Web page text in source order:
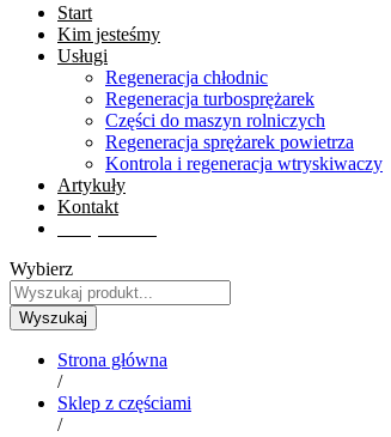
Start
Kim jesteśmy
Usługi
Regeneracja chłodnic
Regeneracja turbosprężarek
Części do maszyn rolniczych
Regeneracja sprężarek powietrza
Kontrola i regeneracja wtryskiwaczy
Artykuły
Kontakt
Wybierz
Wyszukaj
Strona główna
/
Sklep z częściami
/